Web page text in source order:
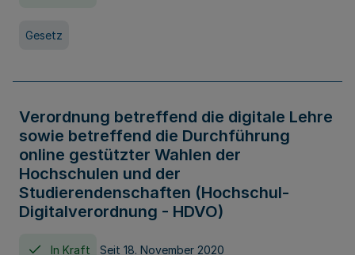
Gesetz
Verordnung betreffend die digitale Lehre
sowie betreffend die Durchführung
online gestützter Wahlen der
Hochschulen und der
Studierendenschaften (Hochschul-
Digitalverordnung - HDVO)
In Kraft Seit 18. November 2020